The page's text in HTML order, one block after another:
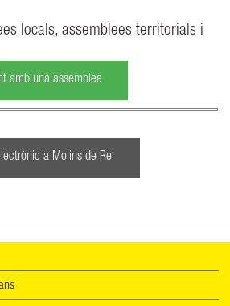
locals, assemblees territorials i
amb una assemblea
a Molins de Rei